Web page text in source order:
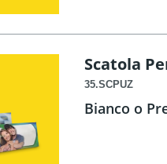
Scatola
35.SCPUZ
Bianco o